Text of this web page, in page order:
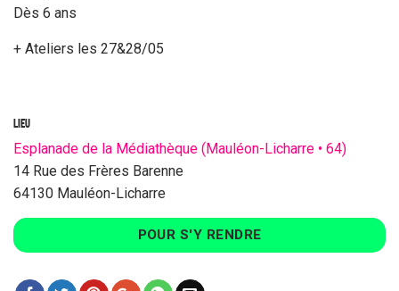
Dès 6 ans
+ Ateliers les 27&28/05
LIEU
Esplanade de la Médiathèque (Mauléon-Licharre • 64)
14 Rue des Frères Barenne
64130 Mauléon-Licharre
POUR S'Y RENDRE